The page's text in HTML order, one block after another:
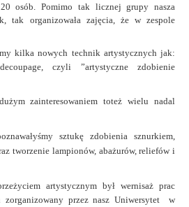
osób. Pomimo tak licznej grupy nasza
tak organizowała zajęcia, że w zespole
kilka nowych technik artystycznych jak:
czyli ”artystyczne zdobienie
zainteresowaniem toteż wielu nadal
sztukę zdobienia sznurkiem,
tworzenie lampionów, abażurów, reliefów i
artystycznym był wernisaż prac
zorganizowany przez nasz Uniwersytet w